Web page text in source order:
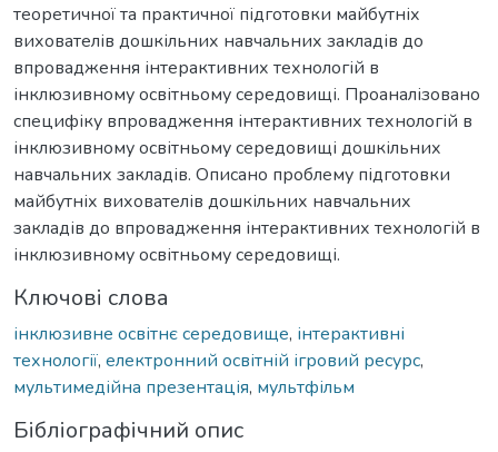
теоретичної та практичної підготовки майбутніх
вихователів дошкільних навчальних закладів до
впровадження інтерактивних технологій в
інклюзивному освітньому середовищі. Проаналізовано
специфіку впровадження інтерактивних технологій в
інклюзивному освітньому середовищі дошкільних
навчальних закладів. Описано проблему підготовки
майбутніх вихователів дошкільних навчальних
закладів до впровадження інтерактивних технологій в
інклюзивному освітньому середовищі.
Ключові слова
інклюзивне освітнє середовище, інтерактивні
технології, електронний освітній ігровий ресурс,
мультимедійна презентація, мультфільм
Бібліографічний опис